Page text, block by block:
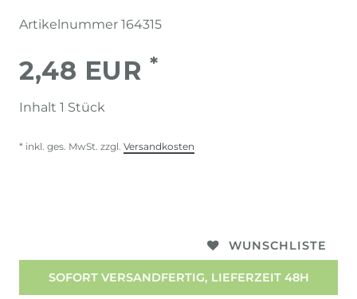
Artikelnummer 164315
2,48 EUR *
Inhalt 1 Stück
* inkl. ges. MwSt. zzgl. Versandkosten
WUNSCHLISTE
SOFORT VERSANDFERTIG, LIEFERZEIT 48H